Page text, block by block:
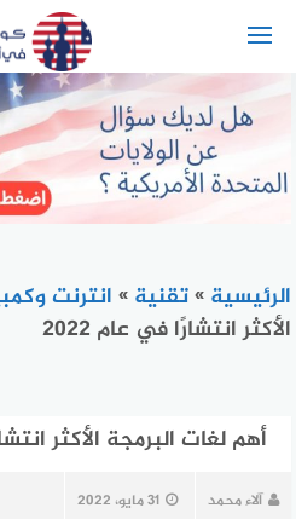
الرئيسية »تقنية » انترنت
الأكثر انتشارًا في عام 2022
أهم لغات البرمجة الأكثر
آلاء محمد 31 مايو، 2022